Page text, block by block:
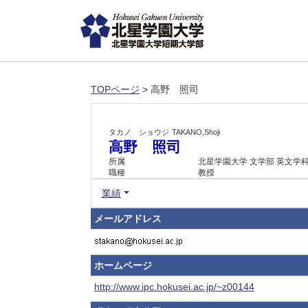
TOPページ > 高野 照司
タカノ ショウジ TAKANO,Shoji
高野 照司
所属
北星学園大学 文学部 英文学
職種
教授
業績
メールアドレス
ホームページ
http://www.ipc.hokusei.ac.jp/~z00144